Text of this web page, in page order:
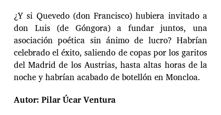
¿Y si Quevedo (don Francisco) hubiera invitado a
don Luis (de Góngora) a fundar juntos, una
asociación poética sin ánimo de lucro? Habrían
celebrado el éxito, saliendo de copas por los garitos
del Madrid de los Austrias, hasta altas horas de la
noche y habrían acabado de botellón en Moncloa.
Autor: Pilar Úcar Ventura